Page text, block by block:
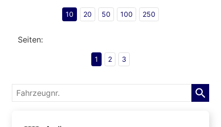
10 20 50 100 250
Seiten:
1 2 3
Fahrzeugnr.